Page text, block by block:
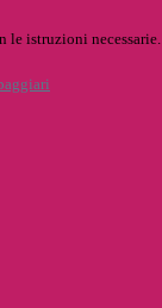
le istruzioni necessarie.